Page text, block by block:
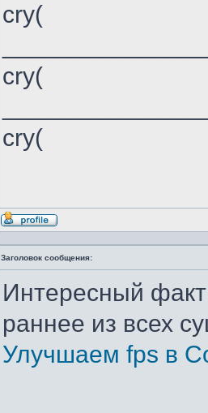
cry(
cry(
cry(
Профиль
Заголовок сообщения:
Интересный
раннее из всех
Улучшаем fps в